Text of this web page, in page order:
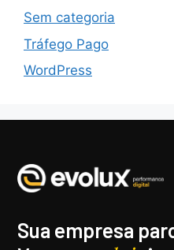
Sem categoria
Tráfego Pago
WordPress
Sua empresa